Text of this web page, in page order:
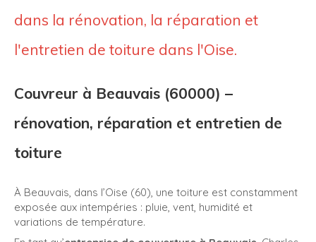
dans la rénovation, la réparation et
l'entretien de toiture dans l'Oise.
Couvreur à Beauvais (60000) –
rénovation, réparation et entretien de
toiture
À Beauvais, dans l’Oise (60), une toiture est constamment
exposée aux intempéries : pluie, vent, humidité et
variations de température.